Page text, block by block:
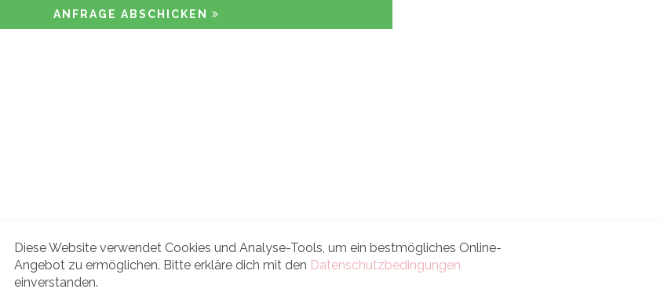
ANFRAGE ABSCHICKEN
Mit Liebe für Dich gestickt
Diese Website verwendet Cookies und Analyse-Tools, um ein bestmögliches Online-
Angebot zu ermöglichen. Bitte erkläre dich mit den Datenschutzbedingungen
einverstanden.